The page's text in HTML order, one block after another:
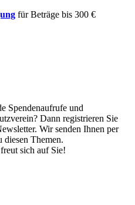
für Beträge bis 300 €
Spendenaufrufe und
Dann registrieren Sie
Wir senden Ihnen per
Themen.
sich auf Sie!